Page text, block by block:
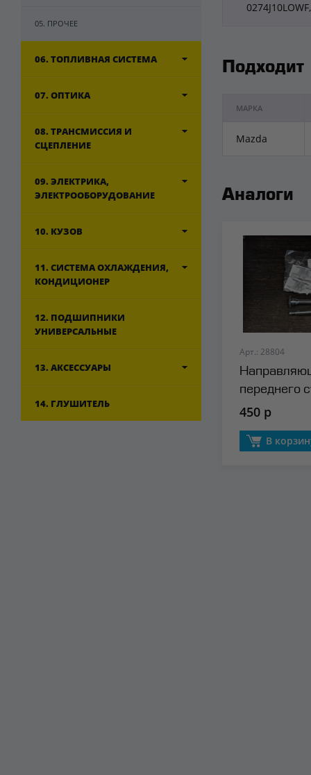
05. ПРОЧЕЕ
06. ТОПЛИВНАЯ СИСТЕМА
07. ОПТИКА
08. ТРАНСМИССИЯ И
СЦЕПЛЕНИЕ
09. ЭЛЕКТРИКА,
ЭЛЕКТРООБОРУДОВАНИЕ
10. КУЗОВ
11. СИСТЕМА ОХЛАЖДЕНИЯ,
КОНДИЦИОНЕР
12. ПОДШИПНИКИ
УНИВЕРСАЛЬНЫЕ
13. АКСЕССУАРЫ
14. ГЛУШИТЕЛЬ
Подходит
МАРКА
Mazda
Аналоги
Арт.: 28804
переднего
(нижняя)
450 р
В